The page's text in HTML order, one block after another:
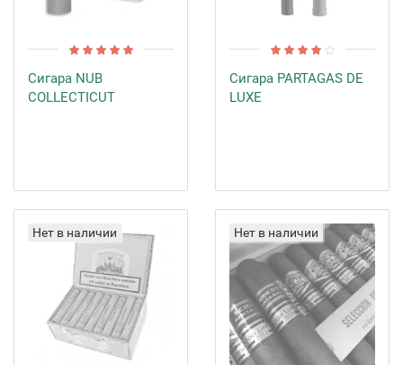
Сигара NUB
COLLECTICUT
Сигара PARTAGAS DE
LUXE
Нет в наличии Нет в наличии